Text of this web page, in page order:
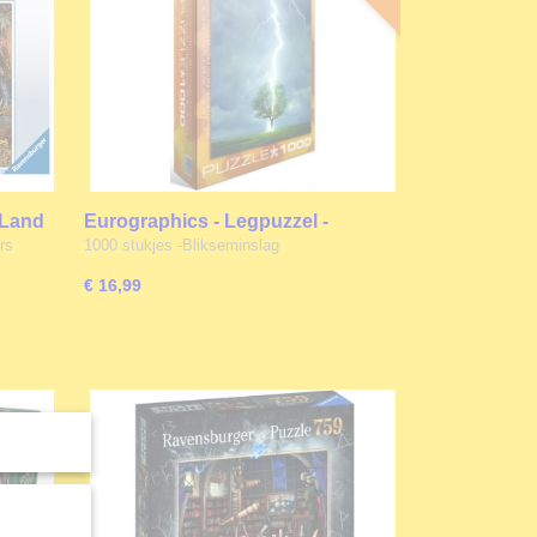
Eurographics - Legpuzzel -
Blikseminslag - 1000 stukjes
1000 stukjes -Blikseminslag
€ 16,99